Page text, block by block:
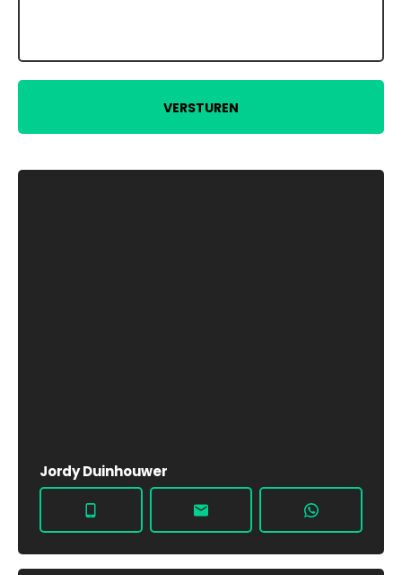
VERSTUREN
Jordy Duinhouwer